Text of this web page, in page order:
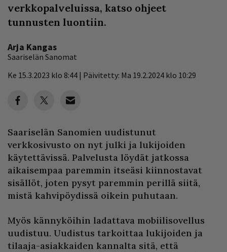
verkkopalveluissa, katso ohjeet
tunnusten luontiin.
Arja Kangas
Saariselän Sanomat
Ke 15.3.2023 klo 8:44 | Päivitetty: Ma 19.2.2024 klo 10:29
Saariselän Sanomien uudistunut
verkkosivusto on nyt julki ja lukijoiden
käytettävissä. Palvelusta löydät jatkossa
aikaisempaa paremmin itseäsi kiinnostavat
sisällöt, joten pysyt paremmin perillä siitä,
mistä kahvipöydissä oikein puhutaan.
Myös kännyköihin ladattava mobiilisovellus
uudistuu. Uudistus tarkoittaa lukijoiden ja
tilaaja-asiakkaiden kannalta sitä, että